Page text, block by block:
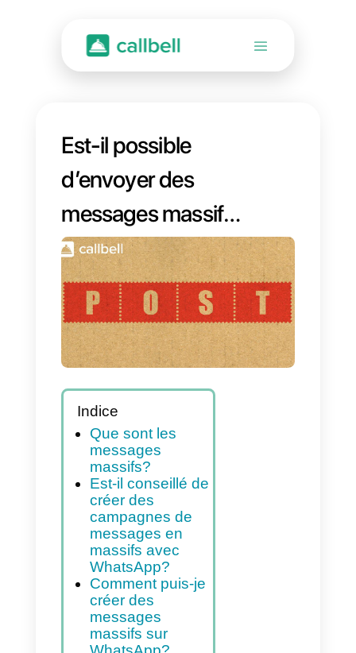
Est-il possible
d’envoyer des
messages massifs
sur WhatsApp?
Indice
Que sont les
messages
massifs?
Est-il conseillé de
créer des
campagnes de